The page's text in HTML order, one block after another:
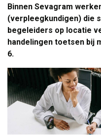
Binnen Sevagram
(verpleegkundigen) die
begeleiders op locatie
handelingen toetsen bij
6.